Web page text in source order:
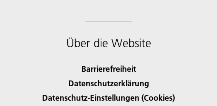
Über die Website
Barrierefreiheit
Datenschutzerklärung
Datenschutz-Einstellungen (Cookies)